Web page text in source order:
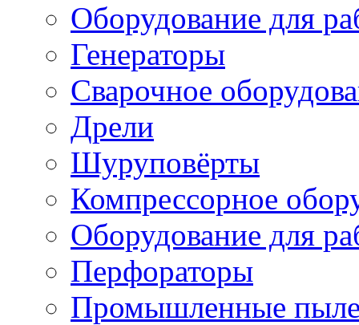
Оборудование для
Генераторы
Сварочное
Дрели
Шуруповёрты
Компрессорное
Оборудование для
Перфораторы
Промышленные